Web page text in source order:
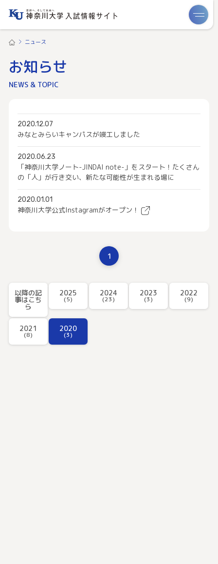
ニュース
お知らせ
NEWS & TOPIC
2020.12.07
みなとみらいキャンパスが竣工しました
2020.06.23
「神奈川大学ノート-JINDAI note-」をスタート！たくさん
の「人」が行き交い、新たな可能性が生まれる場に
2020.01.01
神奈川大学公式Instagramがオープン！
1
以降の記
事はこち
ら
2025
(5)
2024
(23)
2023
(3)
2022
(9)
2021
(8)
2020
(3)